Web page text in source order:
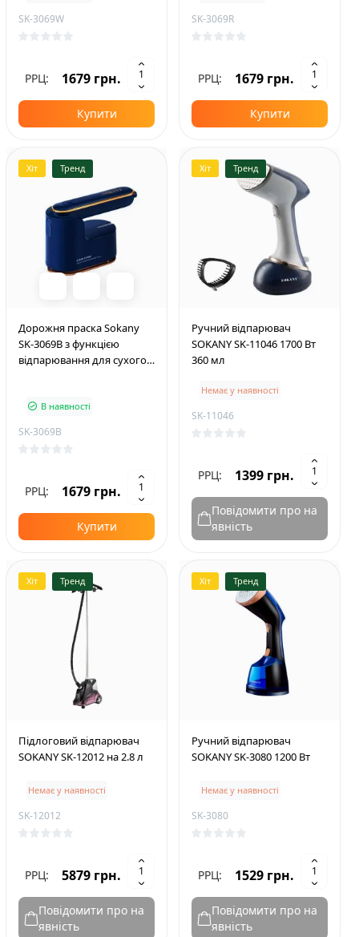
SK-3069W
РРЦ: 1679 грн.
Купити
SK-3069R
РРЦ: 1679 грн.
Купити
Хіт Тренд
Дорожня праска Sokany
SK-3069B з функцією
відпарювання для сухого
В наявності
SK-3069B
РРЦ: 1679 грн.
Купити
Хіт Тренд
Ручний відпарювач
SOKANY SK-11046 1700 Вт
360 мл
Немає у наявності
SK-11046
РРЦ: 1399 грн.
Повідомити про на
явність
Хіт Тренд
Підлоговий відпарювач
SOKANY SK-12012 на 2.8 л
Немає у наявності
SK-12012
РРЦ: 5879 грн.
Повідомити про на
явність
Хіт Тренд
Ручний відпарювач
SOKANY SK-3080 1200 Вт
Немає у наявності
SK-3080
РРЦ: 1529 грн.
Повідомити про на
явність